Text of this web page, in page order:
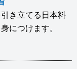
き立てる日本料
につけます。